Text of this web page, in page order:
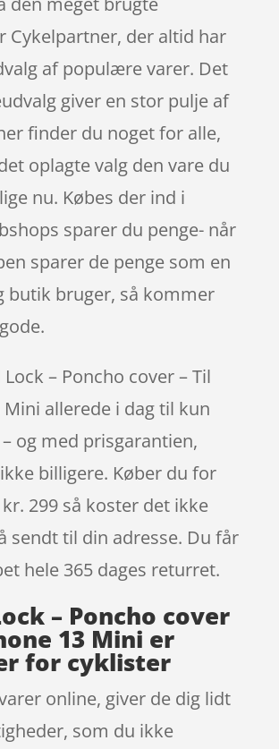
Cykelpartner, der altid har
af populære varer. Det
giver en stor pulje af
finder du noget for alle,
oplagte valg den vare du
nu. Købes der ind i
sparer du penge- når
sparer de penge som en
butik bruger, så kommer
– Poncho cover – Til
Mini allerede i dag til kun
og med prisgarantien,
billigere. Køber du for
299 så koster det ikke
sendt til din adresse. Du får
hele 365 dages returret.
– Poncho cover
13 Mini er
for cyklister
online, giver de dig lidt
som du ikke